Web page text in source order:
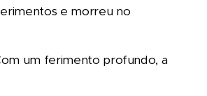
e morreu no
um ferimento profundo, a